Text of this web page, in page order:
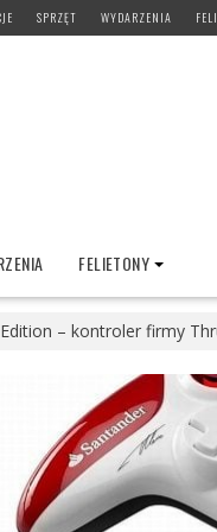
SPRZĘT WYDARZENIA
FELIETONY
– kontroler firmy